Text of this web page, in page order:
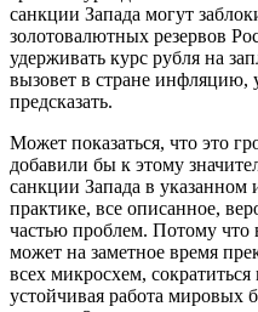
санкции Запада могут
золотовалютных резервов
удерживать курс рубля на
вызовет в стране инфляцию,
предсказать.
Может показаться, что это
добавили бы к этому
санкции Запада в
практике, все описанное,
частью проблем. Потому что
может на заметное время
всех микросхем,
устойчивая работа